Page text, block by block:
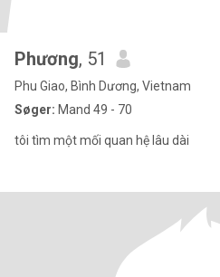
Phương, 51
Phu Giao, Bình Dương, Vietnam
Søger: Mand 49 - 70
tôi tìm một mối quan hệ lâu dài